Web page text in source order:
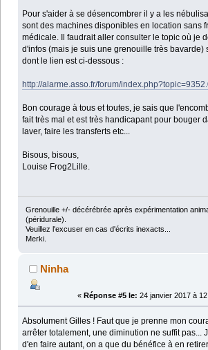
Pour s'aider à se désencombrer il y a les
sont des machines disponibles en location sans
médicale. Il faudrait aller consulter le topic où je
d'infos (mais je suis une grenouille très bavarde)
dont le lien est ci-dessous :
http://alarme.asso.fr/forum/
Bon courage à tous et toutes, je sais que
fait très mal et est très handicapant pour bouger
laver, faire les transferts etc...
Bisous, bisous,
Louise Frog2Lille.
Grenouille +/- décérébrée après expérimentation
(péridurale).
Veuillez l'excuser en cas d'écrits inexacts...
Merki.
Ninha
« Réponse #5 le: 24 janvier 2017 à
Absolument Gilles ! Faut que je prenne mon
arrêter totalement, une diminution ne suffit pas...
d'en faire autant, on a que du bénéfice à en